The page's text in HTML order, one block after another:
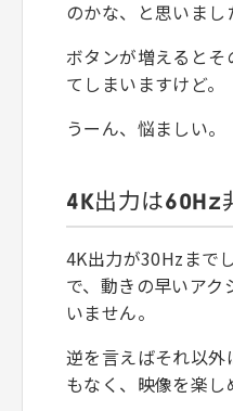
のかな、と思いまし
ボタンが増えると
てしまいますけど。
うーん、悩ましい。
4K出力は60Hz
4K出力が30Hzまで
で、動きの早いアク
いません。
逆を言えばそれ以
もなく、映像を楽し